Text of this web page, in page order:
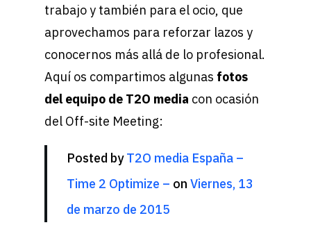
trabajo y también para el ocio, que
aprovechamos para reforzar lazos y
conocernos más allá de lo profesional.
Aquí os compartimos algunas fotos
del equipo de T2O media con ocasión
del Off-site Meeting:
Posted byT2O media España –
Time 2 Optimize – onViernes, 13
de marzo de 2015